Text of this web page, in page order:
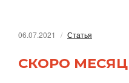
06.07.2021 Статья
СКОРО